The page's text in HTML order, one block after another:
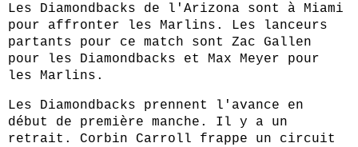
Les Diamondbacks de l'Arizona sont à Miami
pour affronter les Marlins. Les lanceurs
partants pour ce match sont Zac Gallen
pour les Diamondbacks et Max Meyer pour
les Marlins.
Les Diamondbacks prennent l'avance en
début de première manche. Il y a un
retrait. Corbin Carroll frappe un circuit